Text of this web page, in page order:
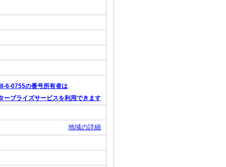
6-0755の番号所有者は
ープライズサービスを利用できます
地域の詳細